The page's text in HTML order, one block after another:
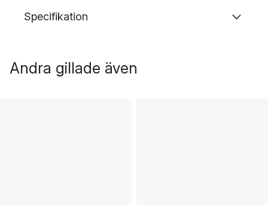
Specifikation
Andra gillade även